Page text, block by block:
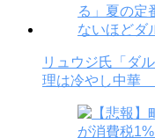
リュウジ氏「ダ
理は冷やし中華